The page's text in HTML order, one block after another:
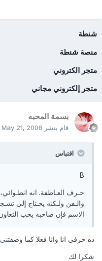
شنطة
منصة شنطة
متجر الكتروني
متجر إلكتروني مجاني
بسمة المحبه
قام بنشر May 21, 2008
اقتباس
B
حـرف العـاطفة. انه
والـفن ولـكنه يحـتاج إلى
الاسم فإن صاحبه يحب التعاون.
ده حرفى انا وانا فعلا كما وصفتنى
شكرا لك